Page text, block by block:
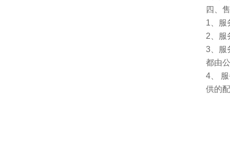
四、
1、服
2、服
3、服
都由
4、
供的